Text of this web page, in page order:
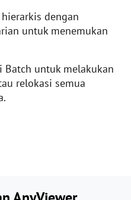
dengan
untuk menemukan
Batch untuk melakukan
relokasi semua